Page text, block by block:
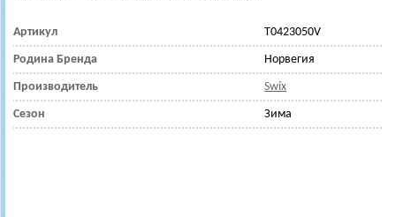
Артикул T0423050V
Родина Бренда Норвегия
Производитель Swix
Сезон Зима